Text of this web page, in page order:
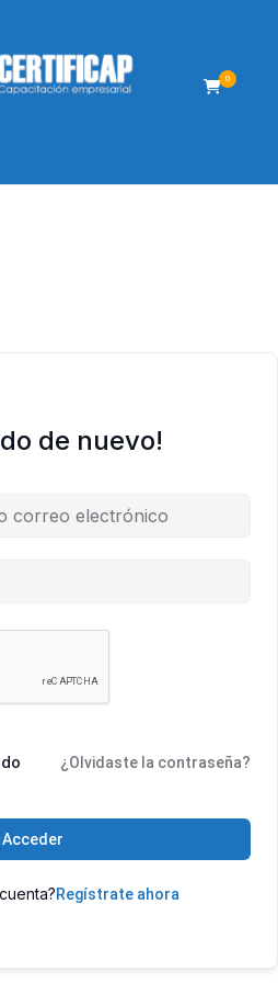
0
de nuevo!
¿Olvidaste la contraseña?
Acceder
Regístrate ahora